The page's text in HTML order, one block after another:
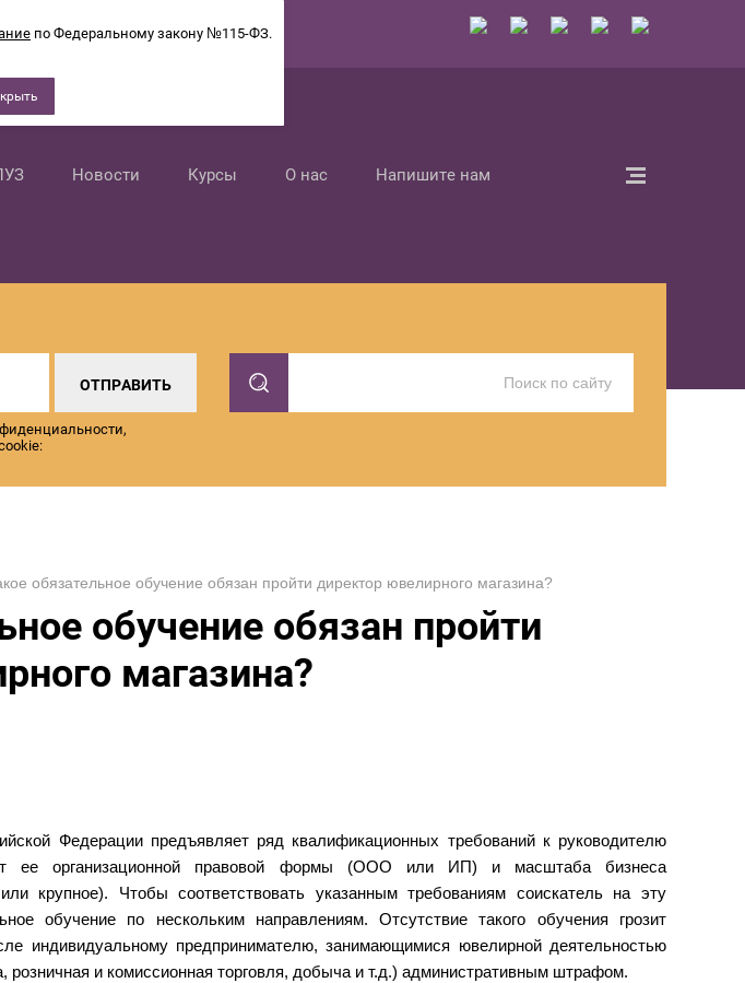
Новости Курсы О нас Напишите нам
ОТПРАВИТЬ
обязательное обучение обязан пройти директор ювелирного магазина?
обучение обязан пройти
магазина?
Федерации предъявляет ряд квалификационных требований к руководителю
ее организационной правовой формы (ООО или ИП) и масштаба бизнеса
крупное). Чтобы соответствовать указанным требованиям соискатель на эту
обучение по нескольким направлениям. Отсутствие такого обучения грозит
индивидуальному предпринимателю, занимающимися ювелирной деятельностью
розничная и комиссионная торговля, добыча и т.д.) административным штрафом.
по Федеральному закону №115-ФЗ.